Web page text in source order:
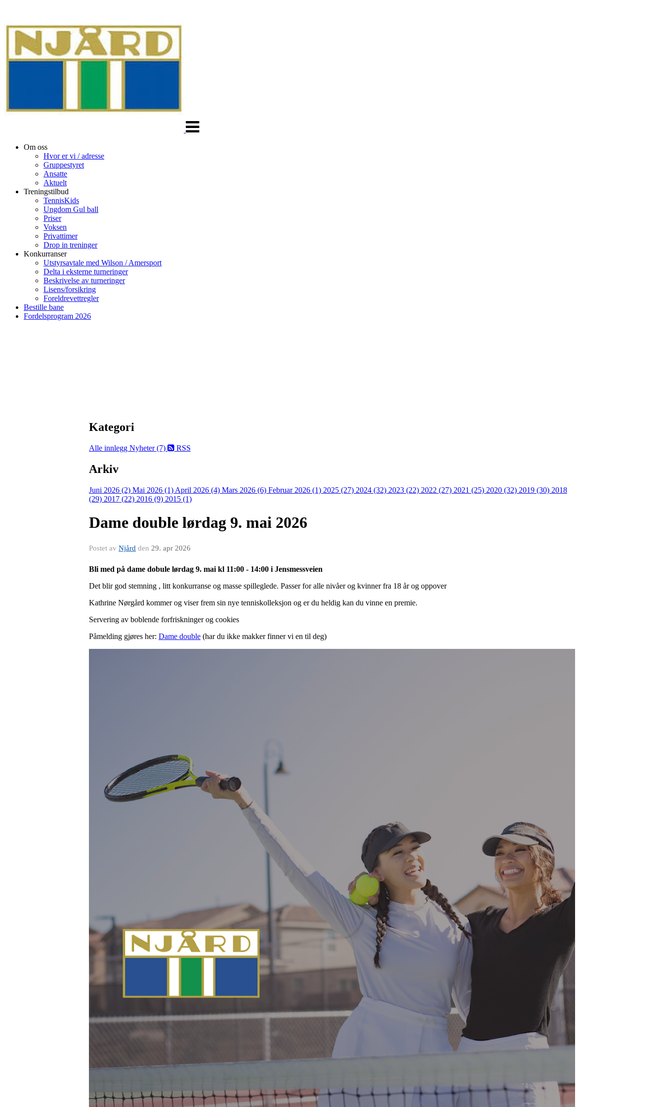
Om oss
Hvor er vi / adresse
Gruppestyret
Ansatte
Aktuelt
Treningstilbud
TennisKids
Ungdom Gul ball
Priser
Voksen
Privattimer
Drop in treninger
Konkurranser
Utstyrsavtale med Wilson / Amersport
Delta i eksterne turneringer
Beskrivelse av turneringer
Lisens/forsikring
Foreldrevettregler
Bestille bane
Fordelsprogram 2026
Kategori
Alle innlegg Nyheter (7) RSS
Arkiv
Juni 2026 (2) Mai 2026 (1) April 2026 (4) Mars 2026 (6) Februar 2026 (1) 2025 (27) 2024 (32) 2023 (22) 2022 (27) 2021 (25) 2020 (32) 2019 (30) 2018
(29) 2017 (22) 2016 (9) 2015 (1)
Dame double lørdag 9. mai 2026
Postet av Njård den 29. apr 2026
Bli med på dame dobule lørdag 9. mai kl 11:00 - 14:00 i Jensmessveien
Det blir god stemning , litt konkurranse og masse spilleglede. Passer for alle nivåer og kvinner fra 18 år og oppover
Kathrine Nørgård kommer og viser frem sin nye tenniskolleksjon og er du heldig kan du vinne en premie.
Servering av boblende forfriskninger og cookies
Påmelding gjøres her: Dame double (har du ikke makker finner vi en til deg)